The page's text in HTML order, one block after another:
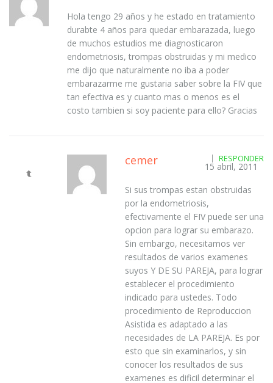
Hola tengo 29 años y he estado en tratamiento
durabte 4 años para quedar embarazada, luego
de muchos estudios me diagnosticaron
endometriosis, trompas obstruidas y mi medico
me dijo que naturalmente no iba a poder
embarazarme me gustaria saber sobre la FIV que
tan efectiva es y cuanto mas o menos es el
costo tambien si soy paciente para ello? Gracias
cemer RESPONDER
15 abril, 2011
Si sus trompas estan obstruidas
por la endometriosis,
efectivamente el FIV puede ser una
opcion para lograr su embarazo.
Sin embargo, necesitamos ver
resultados de varios examenes
suyos Y DE SU PAREJA, para lograr
establecer el procedimiento
indicado para ustedes. Todo
procedimiento de Reproduccion
Asistida es adaptado a las
necesidades de LA PAREJA. Es por
esto que sin examinarlos, y sin
conocer los resultados de sus
examenes es dificil determinar el